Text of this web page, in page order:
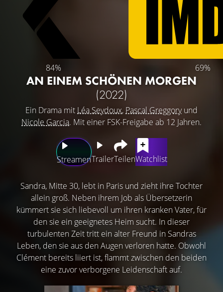
84% 69%
AN EINEM SCHÖNEN MORGEN
(2022)
Ein Drama mit Léa Seydoux, Pascal Greggoryund
Nicole Garcia. Mit einer FSK-Freigabe ab 12 Jahren.
StreamenTrailerTeilenWatchlist
Sandra, Mitte 30, lebt in Paris und zieht ihre Tochter
allein groß. Neben ihrem Job als Übersetzerin
kümmert sie sich liebevoll um ihren kranken Vater, für
den sie ein geeignetes Heim sucht. In dieser
turbulenten Zeit tritt ein alter Freund in Sandras
Leben, den sie aus den Augen verloren hatte. Obwohl
Clément bereits liiert ist, flammt zwischen den beiden
eine zuvor verborgene Leidenschaft auf.